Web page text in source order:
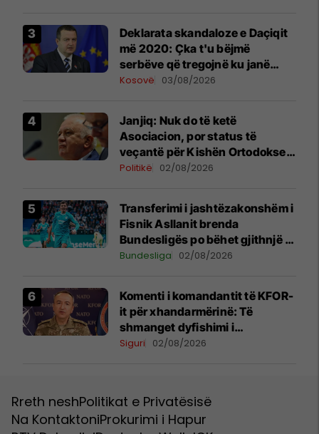
​Deklarata skandaloze e Daçiqit
më 2020: Çka t'u bëjmë
serbëve që tregojnë ku janë
varrosur shqiptarët në Serbi
Kosovë 03/08/2026
Janjiq: Nuk do të ketë
Asociacion, por status të
veçantë për Kishën Ortodokse
Serbe në Kosovë
Politikë 02/08/2026
Transferimi i jashtëzakonshëm i
Fisnik Asllanit brenda
Bundesligës po bëhet gjithnjë e
më konkret - detajet e fundit
Bundesliga 02/08/2026
Komenti i komandantit të KFOR-
it për xhandarmërinë: Të
shmanget dyfishimi i
përpjekjeve
Siguri 02/08/2026
Rreth neshPolitikat e Privatësisë
Na KontaktoniProkurimi i Hapur